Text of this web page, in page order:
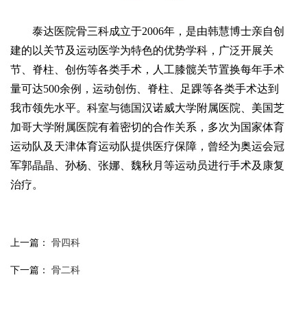
泰达医院骨三科成立于2006年，是由韩慧博士亲自创
建的以关节及运动医学为特色的优势学科，广泛开展关
节、脊柱、创伤等各类手术，人工膝髋关节置换每年手术
量可达500余例，运动创伤、脊柱、足踝等各类手术达到
我市领先水平。科室与德国汉诺威大学附属医院、美国芝
加哥大学附属医院有着密切的合作关系，多次为国家体育
运动队及天津体育运动队提供医疗保障，曾经为奥运会冠
军郭晶晶、孙杨、张娜、魏秋月等运动员进行手术及康复
治疗。
上一篇： 骨四科
下一篇： 骨二科